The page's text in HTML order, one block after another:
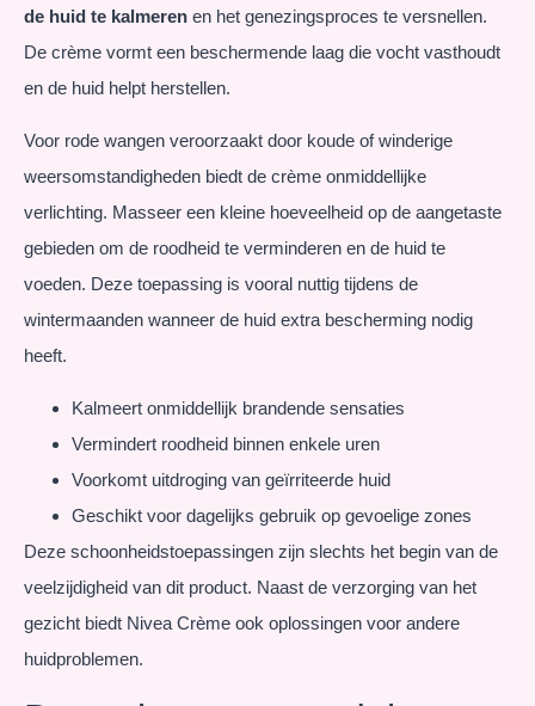
de huid te kalmeren en het genezingsproces te versnellen.
De crème vormt een beschermende laag die vocht vasthoudt
en de huid helpt herstellen.
Voor rode wangen veroorzaakt door koude of winderige
weersomstandigheden biedt de crème onmiddellijke
verlichting. Masseer een kleine hoeveelheid op de aangetaste
gebieden om de roodheid te verminderen en de huid te
voeden. Deze toepassing is vooral nuttig tijdens de
wintermaanden wanneer de huid extra bescherming nodig
heeft.
Kalmeert onmiddellijk brandende sensaties
Vermindert roodheid binnen enkele uren
Voorkomt uitdroging van geïrriteerde huid
Geschikt voor dagelijks gebruik op gevoelige zones
Deze schoonheidstoepassingen zijn slechts het begin van de
veelzijdigheid van dit product. Naast de verzorging van het
gezicht biedt Nivea Crème ook oplossingen voor andere
huidproblemen.